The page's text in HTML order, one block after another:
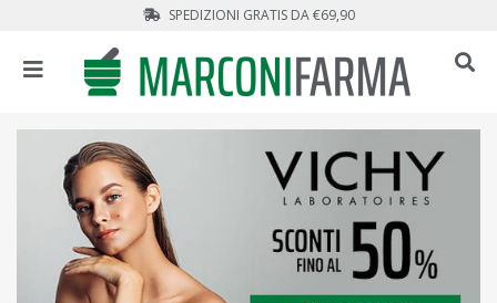
SPEDIZIONI GRATIS DA €69,90